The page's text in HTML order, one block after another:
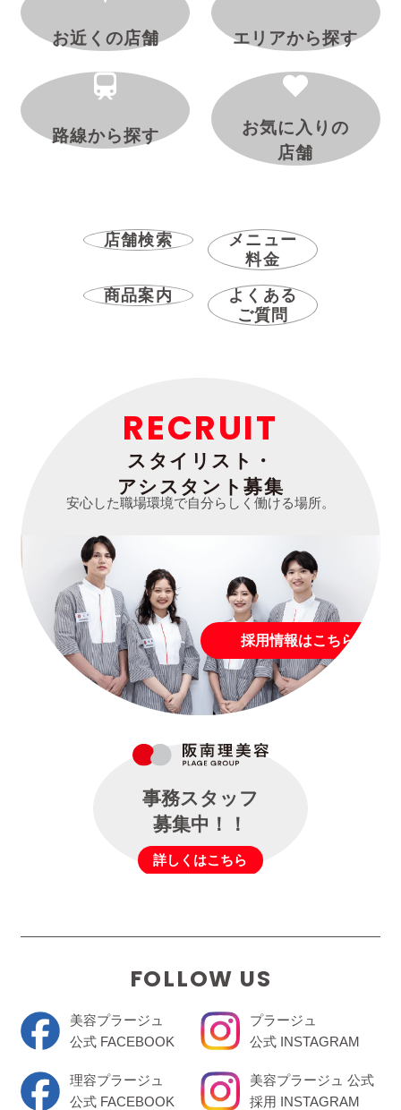
お近くの店舗 エリアから探す
路線から探す
お気に入りの
店舗
店舗検索
メニュー
料金
商品案内
よくある
ご質問
RECRUIT
スタイリスト・
アシスタント募集
安心した職場環境で自分らしく働ける場所。
採用情報はこちら
事務スタッフ
募集中！！
詳しくはこちら
FOLLOW US
美容プラージュ
公式 FACEBOOK
理容プラージュ
公式 FACEBOOK
プラージュ
公式 INSTAGRAM
美容プラージュ 公式
採用 INSTAGRAM